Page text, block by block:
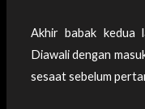
Akhir babak kedua
Diawali dengan
sesaat sebelum